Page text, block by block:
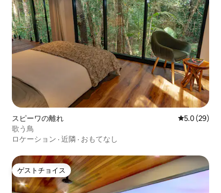
スピーワの離れ レビュー29
5.0 (29)
歌う鳥
ロケーション · 近隣 · おもてなし
ゲストチョイス
ゲストチョイス